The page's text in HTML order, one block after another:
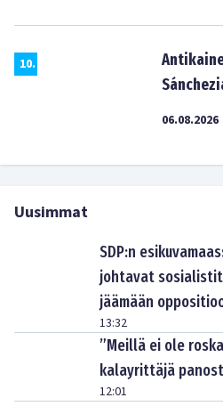
10.
06.08.2026
Uusimmat
SDP:n
johtavat
jäämään
13:32
”Meillä ei ole
kalayrittäjä
12:01